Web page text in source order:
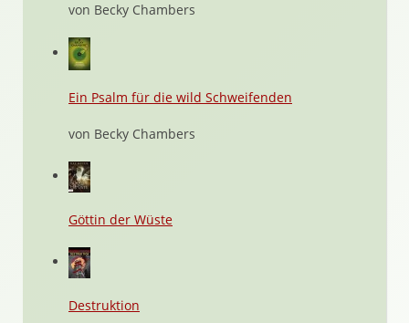
von Becky Chambers
Ein Psalm für die wild Schweifenden
von Becky Chambers
Göttin der Wüste
Destruktion